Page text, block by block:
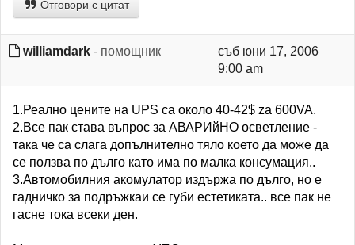
Отговори с цитат
williamdark - помощник
съб юни 17, 2006
9:00 am
1.Реално цените на UPS са около 40-42$ za 600VA.
2.Все пак става въпрос за АВАРИйНО осветление -
така че са слага допълнително тяло което да може да
се ползва по дълго като има по малка консумация..
3.Автомобилния акомулатор издържа по дълго, но е
гадничко за подръжкаи се губи естетиката.. все пак не
гасне тока всеки ден.